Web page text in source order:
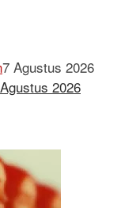
7 Agustus 2026
2026